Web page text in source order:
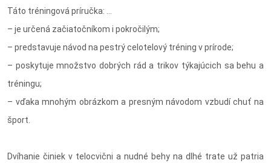
Táto tréningová príručka: …
– je určená začiatočníkom i pokročilým;
– predstavuje návod na pestrý celotelový tréning v prírode;
– poskytuje množstvo dobrých rád a trikov týkajúcich sa behu a
tréningu;
– vďaka mnohým obrázkom a presným návodom vzbudí chuť na
šport.
Dvíhanie činiek v telocvični a nudné behy na dlhé trate už patria